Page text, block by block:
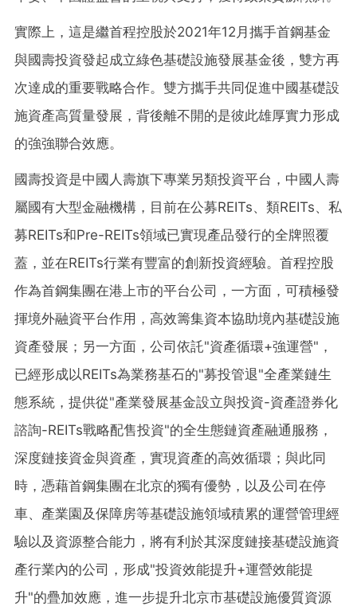
實際上，這是繼首程控股於2021年12月攜手首鋼基金
與國壽投資發起成立綠色基礎設施發展基金後，雙方再
次達成的重要戰略合作。雙方攜手共同促進中國基礎設
施資產高質量發展，背後離不開的是彼此雄厚實力形成
的強強聯合效應。
國壽投資是中國人壽旗下專業另類投資平台，中國人壽
屬國有大型金融機構，目前在公募REITs、類REITs、私
募REITs和Pre-REITs領域已實現產品發行的全牌照覆
蓋，並在REITs行業有豐富的創新投資經驗。首程控股
作為首鋼集團在港上市的平台公司，一方面，可積極發
揮境外融資平台作用，高效籌集資本協助境內基礎設施
資產發展；另一方面，公司依託"資產循環+強運營"，
已經形成以REITs為業務基石的"募投管退"全產業鏈生
態系統，提供從"產業發展基金設立與投資-資產證券化
諮詢-REITs戰略配售投資"的全生態鏈資產融通服務，
深度鏈接資金與資產，實現資產的高效循環；與此同
時，憑藉首鋼集團在北京的獨有優勢，以及公司在停
車、產業園及保障房等基礎設施領域積累的運營管理經
驗以及資源整合能力，將有利於其深度鏈接基礎設施資
產行業內的公司，形成"投資效能提升+運營效能提
升"的疊加效應，進一步提升北京市基礎設施優質資源